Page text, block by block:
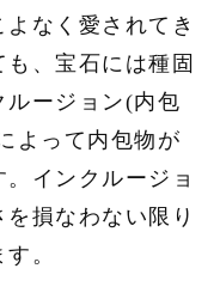
なく愛されてき
、宝石には種固
ルージョン(内包
よって内包物が
インクルージョ
損なわない限り
。